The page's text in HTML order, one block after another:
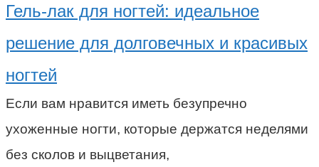
Гель-лак для ногтей: идеальное
решение для долговечных и красивых
ногтей
Если вам нравится иметь безупречно
ухоженные ногти, которые держатся неделями
без сколов и выцветания,